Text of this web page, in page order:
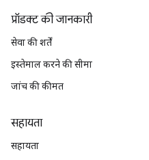
प्रॉडक्ट की जानकारी
सेवा की शर्तें
इस्तेमाल करने की सीमा
जांच की कीमत
सहायता
सहायता